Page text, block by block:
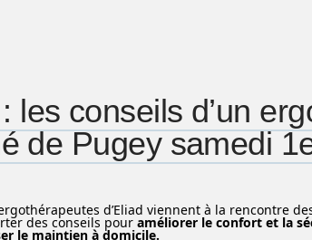
les conseils d’un
de Pugey samedi
d’Eliad viennent à la rencontre
des conseils pour améliorer le confort et la
le maintien à domicile.